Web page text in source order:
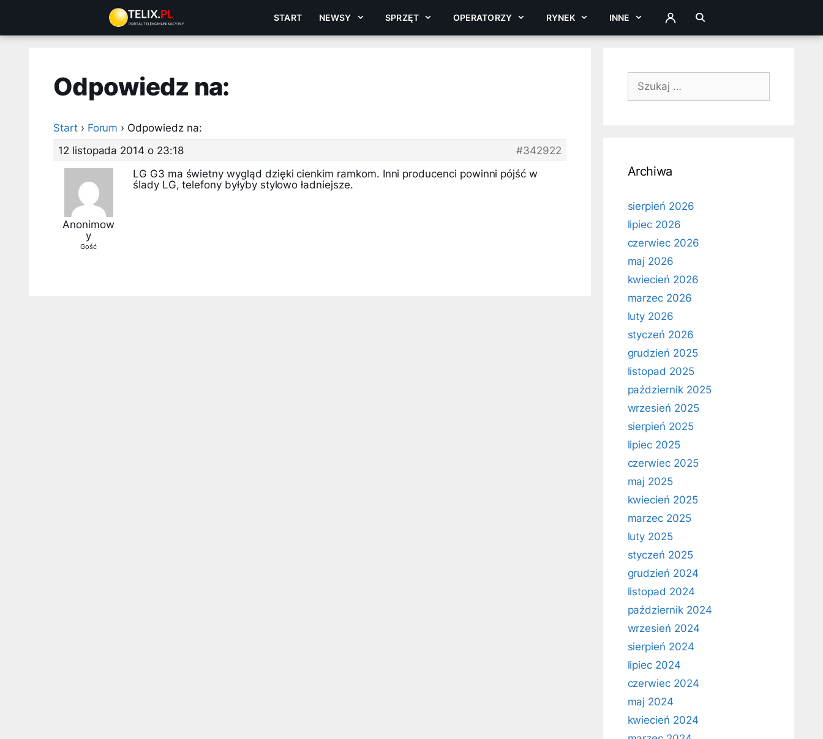
treści
START NEWSY SPRZĘT OPERATORZY RYNEK INNE ZALOGUJ
Odpowiedz na:
Start › Forum › Odpowiedz na:
12 listopada 2014 o 23:18
#342922
Anonimow
y
Gość
LG G3 ma świetny wygląd dzięki cienkim ramkom. Inni producenci powinni pójść w
ślady LG, telefony byłyby stylowo ładniejsze.
Szukaj:
Archiwa
sierpień 2026
lipiec 2026
czerwiec 2026
maj 2026
kwiecień 2026
marzec 2026
luty 2026
styczeń 2026
grudzień 2025
listopad 2025
październik 2025
wrzesień 2025
sierpień 2025
lipiec 2025
czerwiec 2025
maj 2025
kwiecień 2025
marzec 2025
luty 2025
styczeń 2025
grudzień 2024
listopad 2024
październik 2024
wrzesień 2024
sierpień 2024
lipiec 2024
czerwiec 2024
maj 2024
kwiecień 2024